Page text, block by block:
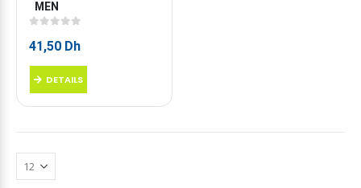
MEN
41,50 Dh
DETAILS